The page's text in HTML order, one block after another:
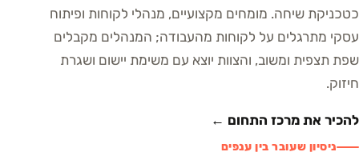
כטכניקת שיחה. מומחים מקצועיים, מנהלי לקוחות ופיתוח
עסקי מתרגלים על לקוחות מהעבודה; המנהלים מקבלים
שפת תצפית ומשוב, והצוות יוצא עם משימת יישום ושגרת
חיזוק.
להכיר את מרכז התחום ←
ניסיון שעובר בין ענפים